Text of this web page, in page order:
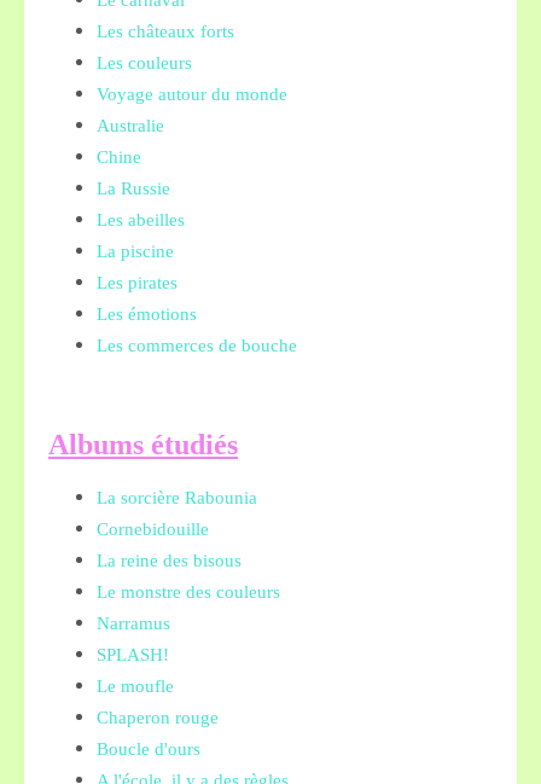
Les châteaux forts
Les couleurs
Voyage autour du monde
Australie
Chine
La Russie
Les abeilles
La piscine
Les pirates
Les émotions
Les commerces de bouche
Albums étudiés
La sorcière Rabounia
Cornebidouille
La reine des bisous
Le monstre des couleurs
Narramus
SPLASH!
Le moufle
Chaperon rouge
Boucle d'ours